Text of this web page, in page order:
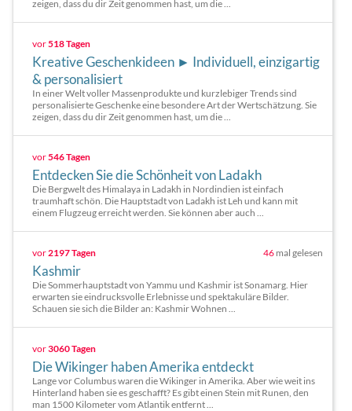
zeigen, dass du dir Zeit genommen hast, um die ...
vor518 Tagen
Kreative Geschenkideen ► Individuell, einzigartig
& personalisiert
In einer Welt voller Massenprodukte und kurzlebiger Trends sind
personalisierte Geschenke eine besondere Art der Wertschätzung. Sie
zeigen, dass du dir Zeit genommen hast, um die ...
vor546 Tagen
Entdecken Sie die Schönheit von Ladakh
Die Bergwelt des Himalaya in Ladakh in Nordindien ist einfach
traumhaft schön. Die Hauptstadt von Ladakh ist Leh und kann mit
einem Flugzeug erreicht werden. Sie können aber auch ...
vor2197 Tagen 46 mal gelesen
Kashmir
Die Sommerhauptstadt von Yammu und Kashmir ist Sonamarg. Hier
erwarten sie eindrucksvolle Erlebnisse und spektakuläre Bilder.
Schauen sie sich die Bilder an: Kashmir Wohnen ...
vor3060 Tagen
Die Wikinger haben Amerika entdeckt
Lange vor Columbus waren die Wikinger in Amerika. Aber wie weit ins
Hinterland haben sie es geschafft? Es gibt einen Stein mit Runen, den
man 1500 Kilometer vom Atlantik entfernt ...